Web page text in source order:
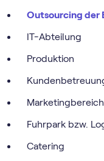
Outsourcing der
IT-Abteilung
Produktion
Marketingbereich
Fuhrpark bzw.
Catering